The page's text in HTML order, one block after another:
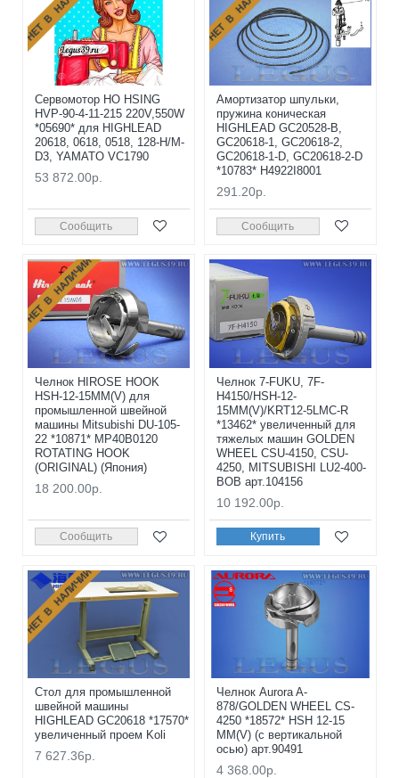
Сервомотор HO HSING
HVP-90-4-11-215 220V,550W
*05690* для HIGHLEAD
20618, 0618, 0518, 128-H/M-
D3, YAMATO VC1790
53 872.00р.
Сообщить
Амортизатор шпульки,
пружина коническая
HIGHLEAD GC20528-B,
GC20618-1, GC20618-2,
GC20618-1-D, GC20618-2-D
*10783* H4922I8001
291.20р.
Сообщить
НЕТ В НАЛИЧИИ
Челнок HIROSE HOOK
HSH-12-15MM(V) для
промышленной швейной
машины Mitsubishi DU-105-
22 *10871* MP40B0120
ROTATING HOOK
(ORIGINAL) (Япония)
18 200.00р.
Сообщить
Челнок 7-FUKU, 7F-
H4150/HSH-12-
15MM(V)/KRT12-5LMC-R
*13462* увеличенный для
тяжелых машин GOLDEN
WHEEL CSU-4150, CSU-
4250, MITSUBISHI LU2-400-
BOB арт.104156
10 192.00р.
Купить
НЕТ В НАЛИЧИИ
Стол для промышленной
швейной машины
HIGHLEAD GC20618 *17570*
увеличенный проем Koli
7 627.36р.
Челнок Aurora A-
878/GOLDEN WHEEL CS-
4250 *18572* HSH 12-15
MM(V) (с вертикальной
осью) арт.90491
4 368.00р.